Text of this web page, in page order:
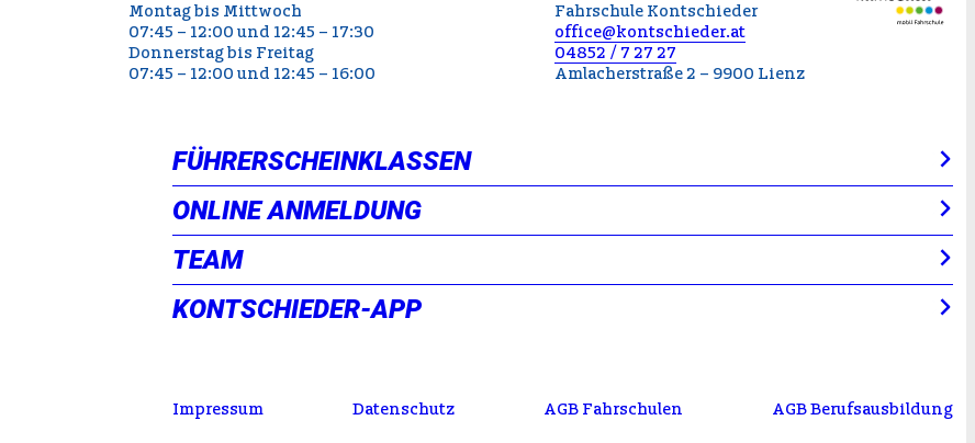
FÜHRERSCHEINKLASSEN
ONLINE ANMELDUNG
TEAM
KONTSCHIEDER-APP
Montag bis Mittwoch
07:45 – 12:00 und 12:45 – 17:30
Donnerstag bis Freitag
07:45 – 12:00 und 12:45 – 16:00
Fahrschule Kontschieder
office@kontschieder.at
04852 / 7 27 27
Amlacherstraße 2 – 9900 Lienz
Impressum Datenschutz AGB Fahrschulen AGB Berufsausbildung